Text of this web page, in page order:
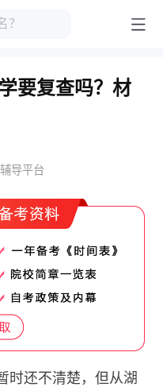
要复查吗？材
导平台
时还不清楚，但从湖